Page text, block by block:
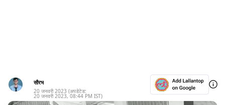
सौरभ
20 जनवरी 2023 (अपडेटेड:
20 जनवरी 2023, 08:44 PM IST)